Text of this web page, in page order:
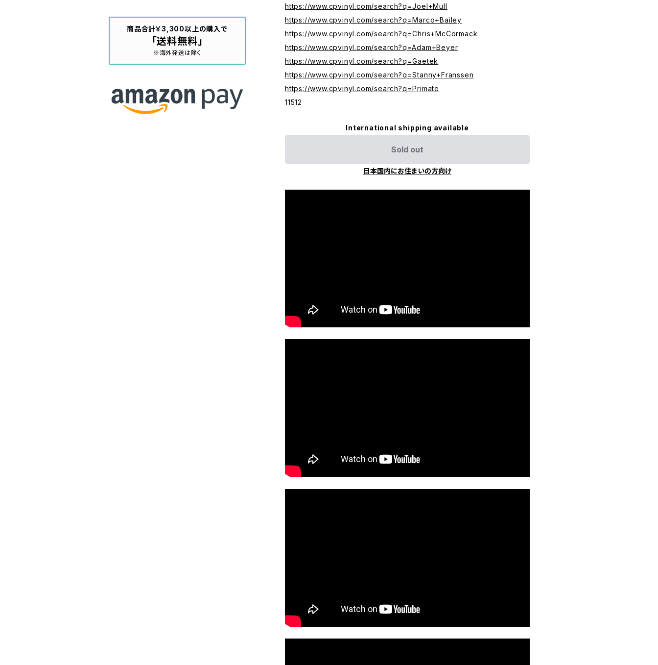
https://www.cpvinyl.com/search?q=Joel+Mull
https://www.cpvinyl.com/search?q=Marco+Bailey
https://www.cpvinyl.com/search?q=Chris+McCormack
https://www.cpvinyl.com/search?q=Adam+Beyer
https://www.cpvinyl.com/search?q=Gaetek
https://www.cpvinyl.com/search?q=Stanny+Franssen
https://www.cpvinyl.com/search?q=Primate
11512
International shipping available
Sold out
日本国内にお住まいの方向け
商品合計￥3,300以上の購入で
「送料無料」
※海外発送は除く